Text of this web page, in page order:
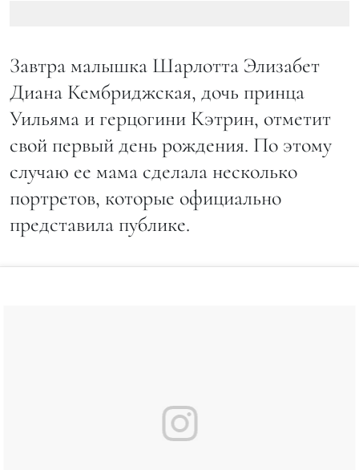
Завтра малышка Шарлотта Элизабет
Диана Кембриджская, дочь принца
Уильяма и герцогини Кэтрин, отметит
свой первый день рождения. По этому
случаю ее мама сделала несколько
портретов, которые официально
представила публике.